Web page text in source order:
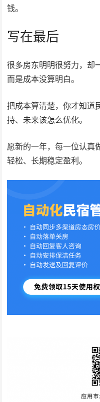
钱。
写在最后
很多房东明明很努力，却
而是成本没算明白。
把成本算清楚，你才知道
持、未来该怎么优化。
愿新的一年，每一位认真
轻松、长期稳定盈利。